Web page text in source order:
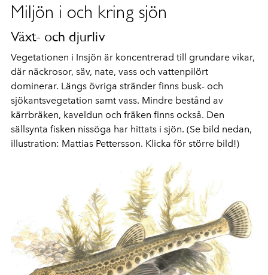
Miljön i och kring sjön
Växt- och djurliv
Vegetationen i Insjön är koncentrerad till grundare vikar,
där näckrosor, säv, nate, vass och vattenpilört
dominerar. Längs övriga stränder finns busk- och
sjökantsvegetation samt vass. Mindre bestånd av
kärrbräken, kaveldun och fräken finns också. Den
sällsynta fisken nissöga har hittats i sjön. (Se bild nedan,
illustration: Mattias Pettersson. Klicka för större bild!)